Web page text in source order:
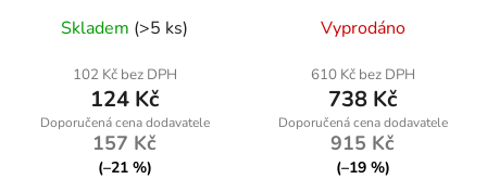
Skladem (>5 ks)
102 Kč bez DPH
124 Kč
157 Kč
(–21 %)
hodnocení
produktu
je
5,0
z
Vyprodáno
610 Kč bez DPH
738 Kč
915 Kč
(–19 %)